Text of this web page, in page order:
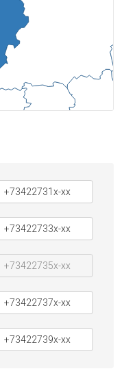
+73422731x-xx
+73422733x-xx
+73422735x-xx
+73422737x-xx
+73422739x-xx